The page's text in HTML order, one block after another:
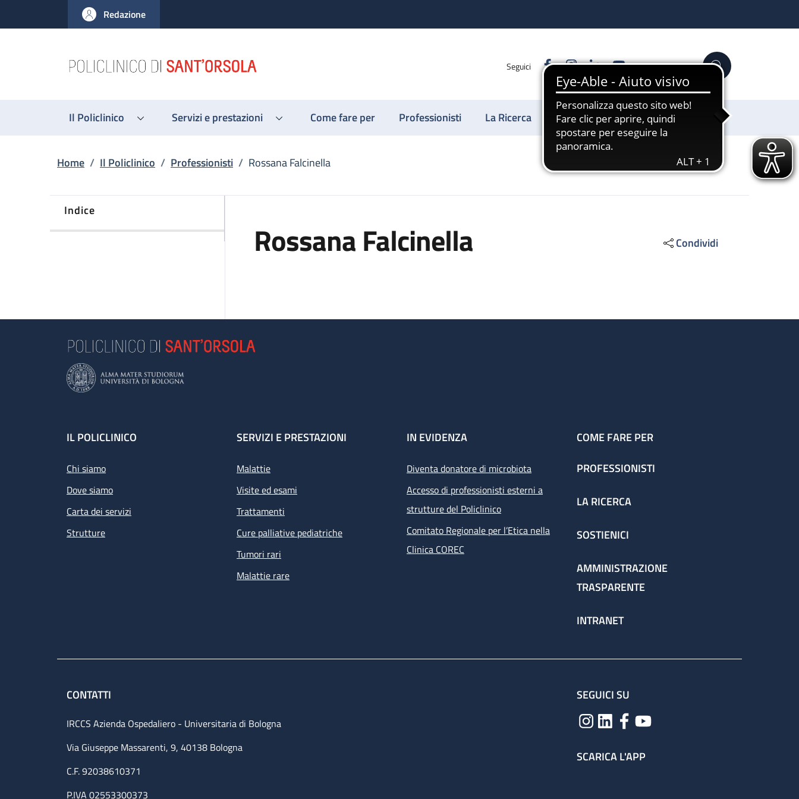
al contenuto principale
to footer content
Redazione
Seguici FacebookInstagram
LinkedinYouTube Cerca
Il Policlinico Servizi e prestazioni Come fare per Professionisti La Ricerca Sostienici
Briciole di pane
Home / Il Policlinico / Professionisti / Rossana Falcinella
Indice
Rossana Falcinella Condividi
Footer
IL POLICLINICO
Chi siamo
Dove siamo
Carta dei servizi
Strutture
SERVIZI E PRESTAZIONI
Malattie
Visite ed esami
Trattamenti
Cure palliative pediatriche
Tumori rari
Malattie rare
IN EVIDENZA
Diventa donatore di microbiota
Accesso di professionisti esterni a
strutture del Policlinico
Comitato Regionale per l’Etica nella
Clinica COREC
COME FARE PER
PROFESSIONISTI
LA RICERCA
SOSTIENICI
AMMINISTRAZIONE
TRASPARENTE
INTRANET
CONTATTI
IRCCS Azienda Ospedaliero - Universitaria di Bologna
Via Giuseppe Massarenti, 9, 40138 Bologna
C.F. 92038610371
P.IVA 02553300373
SEGUICI SU
SCARICA L'APP